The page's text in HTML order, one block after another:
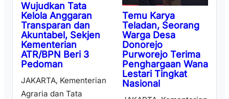
Wujudkan Tata
Kelola Anggaran
Transparan dan
Akuntabel, Sekjen
Kementerian
ATR/BPN Beri 3
Pedoman
JAKARTA, Kementerian
Agraria dan Tata
Temu Karya
Teladan, Seorang
Warga Desa
Donorejo
Purworejo Terima
Penghargaan Wana
Lestari Tingkat
Nasional